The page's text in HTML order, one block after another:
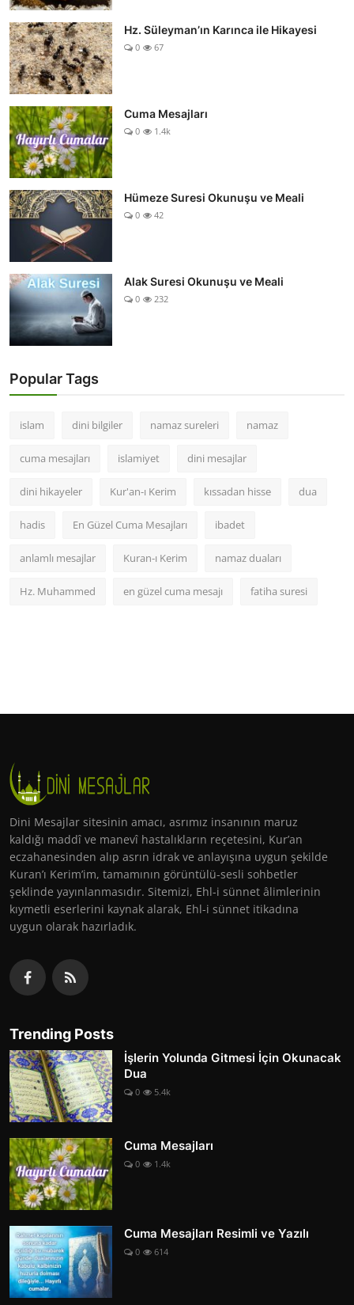
Hz. Süleyman’ın Karınca ile Hikayesi
0 67
Cuma Mesajları
0 1.4k
Hümeze Suresi Okunuşu ve Meali
0 42
Alak Suresi Okunuşu ve Meali
0 232
Popular Tags
islam dini bilgiler namaz sureleri namaz
cuma mesajları islamiyet dini mesajlar
dini hikayeler Kur'an-ı Kerim kıssadan hisse dua
hadis En Güzel Cuma Mesajları ibadet
anlamlı mesajlar Kuran-ı Kerim namaz duaları
Hz. Muhammed en güzel cuma mesajı fatiha suresi
Dini Mesajlar sitesinin amacı, asrımız insanının maruz
kaldığı maddî ve manevî hastalıkların reçetesini, Kur’an
eczahanesinden alıp asrın idrak ve anlayışına uygun şekilde
Kuran’ı Kerim’im, tamamının görüntülü-sesli sohbetler
şeklinde yayınlanmasıdır. Sitemizi, Ehl-i sünnet âlimlerinin
kıymetli eserlerini kaynak alarak, Ehl-i sünnet itikadına
uygun olarak hazırladık.
Trending Posts
İşlerin Yolunda Gitmesi İçin Okunacak
Dua
0 5.4k
Cuma Mesajları
0 1.4k
Cuma Mesajları Resimli ve Yazılı
0 614